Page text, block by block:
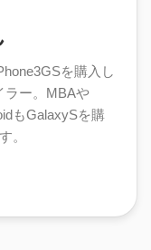
を購入し
ラー。MBAや
もGalaxySを購
。